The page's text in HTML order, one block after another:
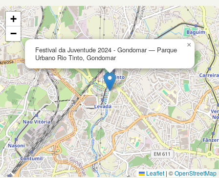
Festival da Juventude 2024 - Gondomar — Parque
Urbano Rio Tinto, Gondomar
×
+
−
Leaflet | ©OpenStreetMap